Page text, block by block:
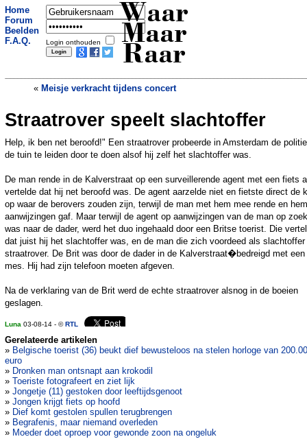
Home
Forum
Beelden
F.A.Q.
Login onthouden
Waar
Maar
Raar
« Meisje verkracht tijdens concert
Biersommelier: 'Bier smaakt beter lauw
dan koud'»
Straatrover speelt slachtoffer
Help, ik ben net beroofd!" Een straatrover probeerde in Amsterdam de
de tuin te leiden door te doen alsof hij zelf het slachtoffer was.
De man rende in de Kalverstraat op een surveillerende agent met een fiets
vertelde dat hij net beroofd was. De agent aarzelde niet en fietste direct de
op waar de berovers zouden zijn, terwijl de man met hem mee rende en hem
aanwijzingen gaf. Maar terwijl de agent op aanwijzingen van de man op zoek
was naar de dader, werd het duo ingehaald door een Britse toerist. Die
dat juist hij het slachtoffer was, en de man die zich voordeed als slachtoffer
straatrover. De Brit was door de dader in de Kalverstraat�bedreigd met een
mes. Hij had zijn telefoon moeten afgeven.
Na de verklaring van de Brit werd de echte straatrover alsnog in de boeien
geslagen.
Luna 03-08-14 - ©RTL
Gerelateerde artikelen
» Belgische toerist (36) beukt dief bewusteloos na stelen horloge van
euro
» Dronken man ontsnapt aan krokodil
» Toeriste fotografeert en ziet lijk
» Jongetje (11) gestoken door leeftijdsgenoot
» Jongen krijgt fiets op hoofd
» Dief komt gestolen spullen terugbrengen
» Begrafenis, maar niemand overleden
» Moeder doet oproep voor gewonde zoon na ongeluk